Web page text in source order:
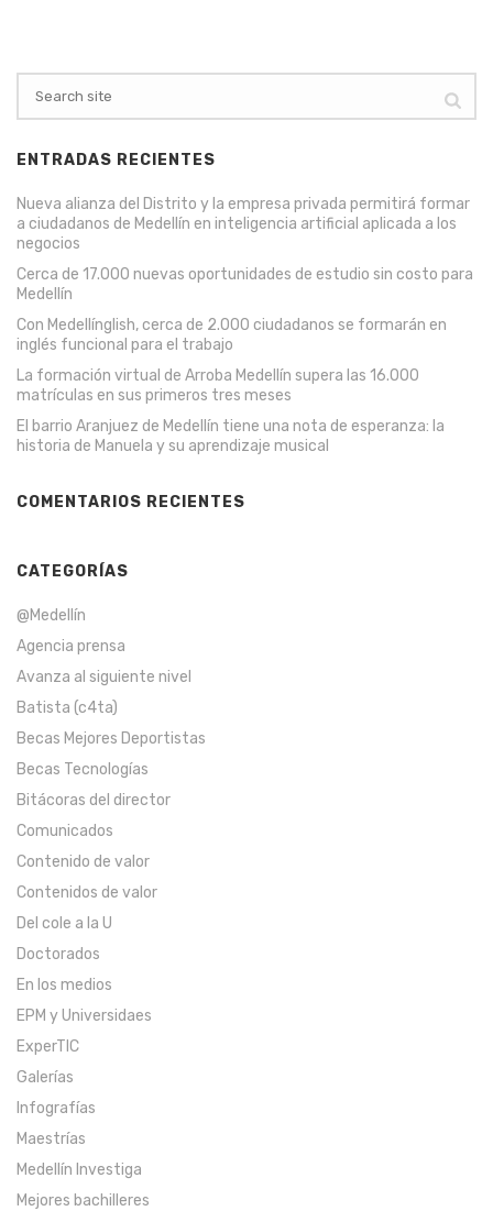
ENTRADAS RECIENTES
Nueva alianza del Distrito y la empresa privada permitirá formar
a ciudadanos de Medellín en inteligencia artificial aplicada a los
negocios
Cerca de 17.000 nuevas oportunidades de estudio sin costo para
Medellín
Con Medellínglish, cerca de 2.000 ciudadanos se formarán en
inglés funcional para el trabajo
La formación virtual de Arroba Medellín supera las 16.000
matrículas en sus primeros tres meses
El barrio Aranjuez de Medellín tiene una nota de esperanza: la
historia de Manuela y su aprendizaje musical
COMENTARIOS RECIENTES
CATEGORÍAS
@Medellín
Agencia prensa
Avanza al siguiente nivel
Batista (c4ta)
Becas Mejores Deportistas
Becas Tecnologías
Bitácoras del director
Comunicados
Contenido de valor
Contenidos de valor
Del cole a la U
Doctorados
En los medios
EPM y Universidaes
ExperTIC
Galerías
Infografías
Maestrías
Medellín Investiga
Mejores bachilleres